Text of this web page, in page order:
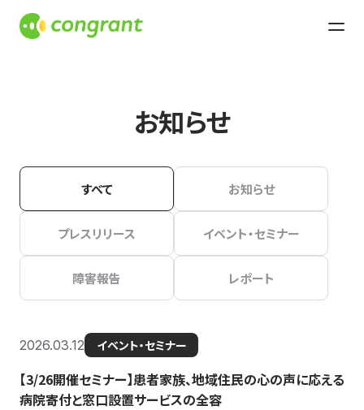
お知らせ
すべて お知らせ
プレスリリース イベント・セミナー
障害報告 レポート
2026.03.12 イベント・セミナー
【3/26開催セミナー】患者家族、地域住民の心の声に応える
病院寄付と窓口設置サービスの全容